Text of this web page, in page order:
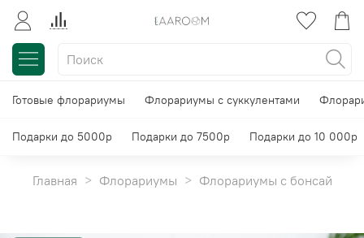
Готовые флорариумы Флорариумы с суккулентами
Подарки до 5000р Подарки до 7500р Подарки до 10 000р
Главная Флорариумы Флорариумы с бонсай